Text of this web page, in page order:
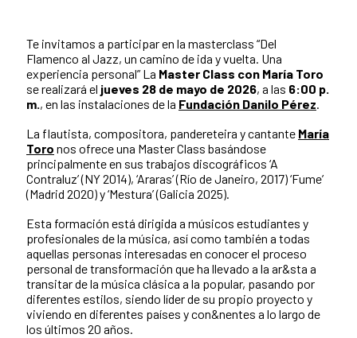
Te invitamos a participar en la masterclass “Del
Flamenco al Jazz, un camino de ida y vuelta. Una
experiencia personal” La Master Class con María Toro
se realizará el jueves 28 de mayo de 2026, a las 6:00 p.
m., en las instalaciones de la Fundación Danilo Pérez.
La flautista, compositora, pandereteira y cantante María
Toro nos ofrece una Master Class basándose
principalmente en sus trabajos discográficos ‘A
Contraluz’ (NY 2014), ‘Araras’ (Río de Janeiro, 2017) ‘Fume’
(Madrid 2020) y ‘Mestura’ (Galicia 2025).
Esta formación está dirigida a músicos estudiantes y
profesionales de la música, así como también a todas
aquellas personas interesadas en conocer el proceso
personal de transformación que ha llevado a la ar&sta a
transitar de la música clásica a la popular, pasando por
diferentes estilos, siendo líder de su propio proyecto y
viviendo en diferentes países y con&nentes a lo largo de
los últimos 20 años.